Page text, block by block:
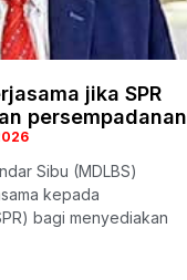
jika SPR
persempadanan
Sibu (MDLBS)
kepada
bagi menyediakan